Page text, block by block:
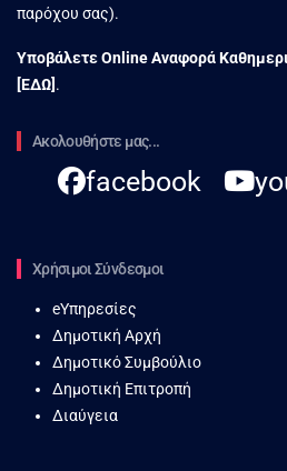
παρόχου σας).
Υποβάλετε Online Αναφορά
[ΕΔΩ] .
Ακολουθήστε μας...
facebook
Χρήσιμοι Σύνδεσμοι
eΥπηρεσίες
Δημοτική Αρχή
Δημοτικό Συμβούλιο
Δημοτική Επιτροπή
Διαύγεια